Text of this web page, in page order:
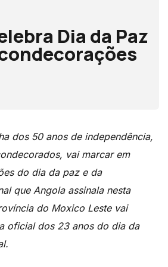
Dia da Paz
dos 50 anos de independência,
vai marcar em
do dia da paz e da
que Angola assinala nesta
do Moxico Leste vai
oficial dos 23 anos do dia da